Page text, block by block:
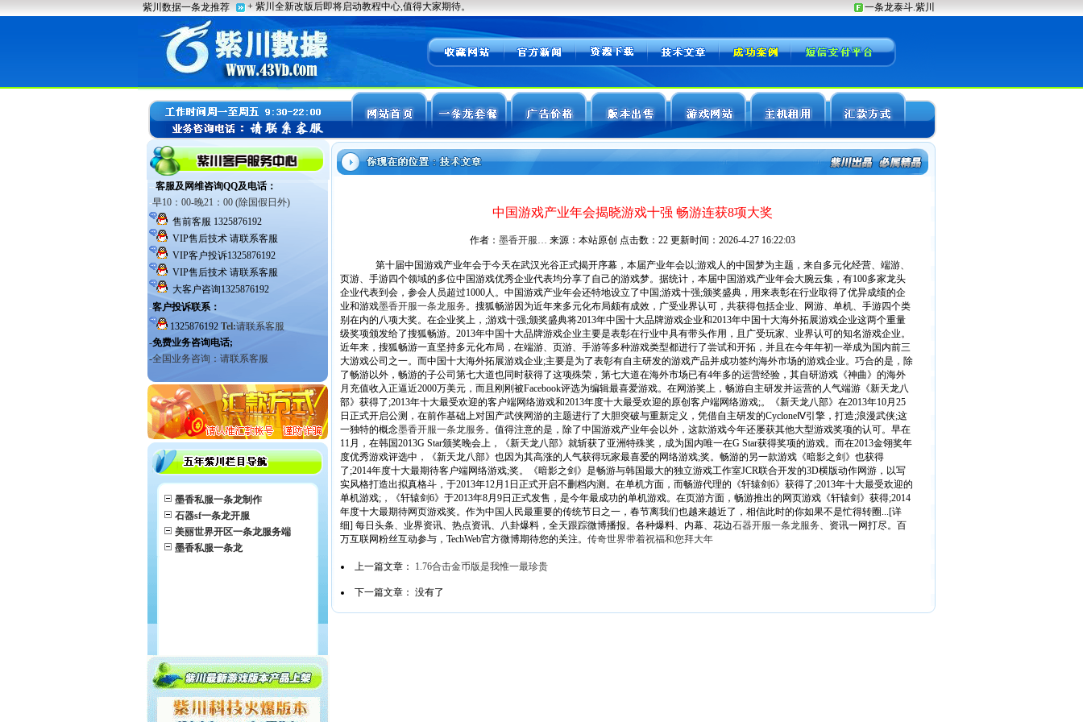
墨香私服一条龙制作
石器sf一条龙开服
美丽世界开区一条龙服务端
墨香私服一条龙
中国游戏产业年会揭晓游戏十强 畅游连获8项大奖
作者： 墨香开服… 来源：本站原创 点击数： 22 更新时间：2026-4-27 16:22:03
第十届中国游戏产业年会于今天在武汉光谷正式揭开序幕，本届产业年会以;游戏人的中国梦为主题，来自多元化经营、端游、
页游、手游四个领域的多位中国游戏优秀企业代表均分享了自己的游戏梦。据统计，本届中国游戏产业年会大腕云集，有100多家龙头
企业代表到会，参会人员超过1000人。中国游戏产业年会还特地设立了中国;游戏十强;颁奖盛典，用来表彰在行业取得了优异成绩的企
业和游戏墨香开服一条龙服务。搜狐畅游因为近年来多元化布局颇有成效，广受业界认可，共获得包括企业、网游、单机、手游四个类
别在内的八项大奖。在企业奖上，;游戏十强;颁奖盛典将2013年中国十大品牌游戏企业和2013年中国十大海外拓展游戏企业这两个重量
级奖项颁发给了搜狐畅游。2013年中国十大品牌游戏企业主要是表彰在行业中具有带头作用，且广受玩家、业界认可的知名游戏企业。
近年来，搜狐畅游一直坚持多元化布局，在端游、页游、手游等多种游戏类型都进行了尝试和开拓，并且在今年年初一举成为国内前三
大游戏公司之一。而中国十大海外拓展游戏企业;主要是为了表彰有自主研发的游戏产品并成功签约海外市场的游戏企业。巧合的是，除
了畅游以外，畅游的子公司第七大道也同时获得了这项殊荣，第七大道在海外市场已有4年多的运营经验，其自研游戏《神曲》的海外
月充值收入正逼近2000万美元，而且刚刚被Facebook评选为编辑最喜爱游戏。在网游奖上，畅游自主研发并运营的人气端游《新天龙八
部》获得了;2013年十大最受欢迎的客户端网络游戏和2013年度十大最受欢迎的原创客户端网络游戏;。《新天龙八部》在2013年10月25
日正式开启公测，在前作基础上对国产武侠网游的主题进行了大胆突破与重新定义，凭借自主研发的CycloneⅣ引擎，打造;浪漫武侠;这
一独特的概念墨香开服一条龙服务。值得注意的是，除了中国游戏产业年会以外，这款游戏今年还屡获其他大型游戏奖项的认可。早在
11月，在韩国2013G Star颁奖晚会上，《新天龙八部》就斩获了亚洲特殊奖，成为国内唯一在G Star获得奖项的游戏。而在2013金翎奖年
度优秀游戏评选中，《新天龙八部》也因为其高涨的人气获得玩家最喜爱的网络游戏;奖。畅游的另一款游戏《暗影之剑》也获得
了;2014年度十大最期待客户端网络游戏;奖。《暗影之剑》是畅游与韩国最大的独立游戏工作室JCR联合开发的3D横版动作网游，以写
实风格打造出拟真格斗，于2013年12月1日正式开启不删档内测。在单机方面，而畅游代理的《轩辕剑6》获得了;2013年十大最受欢迎的
单机游戏;，《轩辕剑6》于2013年8月9日正式发售，是今年最成功的单机游戏。在页游方面，畅游推出的网页游戏《轩辕剑》获得;2014
年度十大最期待网页游戏奖。作为中国人民最重要的传统节日之一，春节离我们也越来越近了，相信此时的你如果不是忙得转圈...[详
细] 每日头条、业界资讯、热点资讯、八卦爆料，全天跟踪微博播报。各种爆料、内幕、花边石器开服一条龙服务、资讯一网打尽。百
万互联网粉丝互动参与，TechWeb官方微博期待您的关注。 传奇世界带着祝福和您拜大年
上一篇文章： 1.76合击金币版是我惟一最珍贵
下一篇文章： 没有了